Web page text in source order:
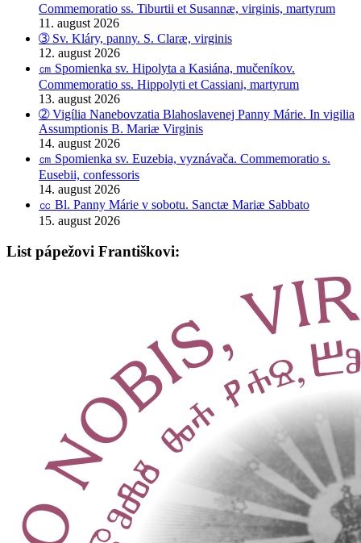
Commemoratio ss. Tiburtii et Susannæ, virginis, martyrum
11. august 2026
➂ Sv. Kláry, panny. S. Claræ, virginis
12. august 2026
㎝ Spomienka sv. Hipolyta a Kasiána, mučeníkov.
Commemoratio ss. Hippolyti et Cassiani, martyrum
13. august 2026
➁ Vigília Nanebovzatia Blahoslavenej Panny Márie. In vigilia
Assumptionis B. Mariæ Virginis
14. august 2026
㎝ Spomienka sv. Euzebia, vyznávača. Commemoratio s.
Eusebii, confessoris
14. august 2026
㏄ Bl. Panny Márie v sobotu. Sanctæ Mariæ Sabbato
15. august 2026
List pápežovi Františkovi: